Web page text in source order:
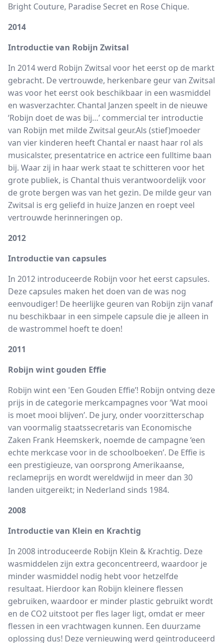
Bright Couture, Paradise Secret en Rose Chique.
2014
Introductie van Robijn Zwitsal
In 2014 werd Robijn Zwitsal voor het eerst op de markt
gebracht. De vertrouwde, herkenbare geur van Zwitsal
was voor het eerst ook beschikbaar in een wasmiddel
en wasverzachter. Chantal Janzen speelt in de nieuwe
‘Robijn doet de was bij…’ commercial ter introductie
van Robijn met milde Zwitsal geur.Als (stief)moeder
van vier kinderen heeft Chantal er naast haar rol als
musicalster, presentatrice en actrice een fulltime baan
bij. Waar zij in haar werk staat te schitteren voor het
grote publiek, is Chantal thuis verantwoordelijk voor
de grote bergen was van het gezin. De milde geur van
Zwitsal is erg geliefd in huize Janzen en roept veel
vertrouwde herinneringen op.
2012
Introductie van capsules
In 2012 introduceerde Robijn voor het eerst capsules.
Deze capsules maken het doen van de was nog
eenvoudiger! De heerlijke geuren van Robijn zijn vanaf
nu beschikbaar in een simpele capsule die je alleen in
de wastrommel hoeft te doen!
2011
Robijn wint gouden Effie
Robijn wint een 'Een Gouden Effie’! Robijn ontving deze
prijs in de categorie merkcampagnes voor ‘Wat mooi
is moet mooi blijven’. De jury, onder voorzitterschap
van voormalig staatssecretaris van Economische
Zaken Frank Heemskerk, noemde de campagne ‘een
echte merkcase voor in de schoolboeken’. De Effie is
een prestigieuze, van oorsprong Amerikaanse,
reclameprijs en wordt wereldwijd in meer dan 30
landen uitgereikt; in Nederland sinds 1984.
2008
Introductie van Klein en Krachtig
In 2008 introduceerde Robijn Klein & Krachtig. Deze
wasmiddelen zijn extra geconcentreerd, waardoor je
minder wasmiddel nodig hebt voor hetzelfde
resultaat. Hierdoor kan Robijn kleinere flessen
gebruiken, waardoor er minder plastic gebruikt wordt
en de CO2 uitstoot per fles lager ligt, omdat er meer
flessen in een vrachtwagen kunnen. Een duurzame
oplossing dus! Deze vernieuwing werd geïntroduceerd